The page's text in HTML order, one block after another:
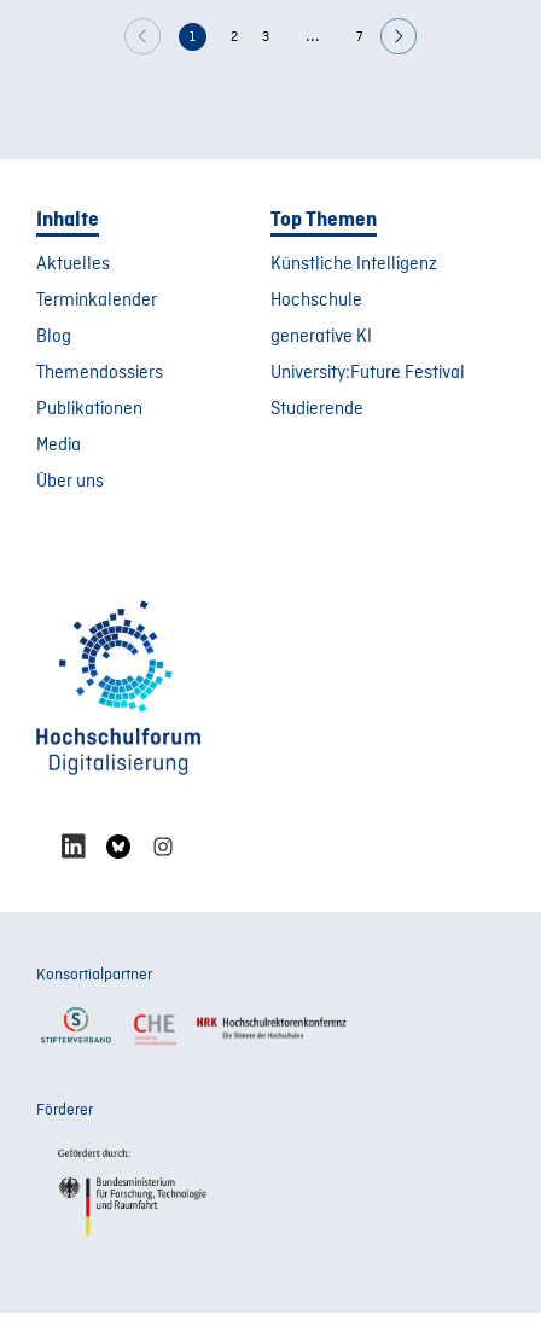
1 2 3 ... 7
Inhalte
Aktuelles
Terminkalender
Blog
Themendossiers
Publikationen
Media
Über uns
Top Themen
Künstliche Intelligenz
Hochschule
generative KI
University:Future Festival
Studierende
Konsortialpartner
Förderer